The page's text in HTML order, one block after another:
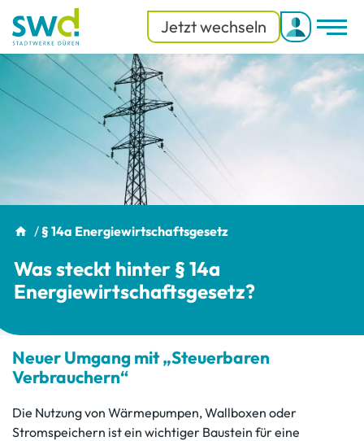
Jetzt wechseln
/§ 14a Energiewirtschaftsgesetz
Was steckt hinter § 14a
Energiewirtschaftsgesetz?
Neuer Umgang mit „Steuerbaren
Verbrauchern“
Die Nutzung von Wärmepumpen, Wallboxen oder
Stromspeichern ist ein wichtiger Baustein für eine